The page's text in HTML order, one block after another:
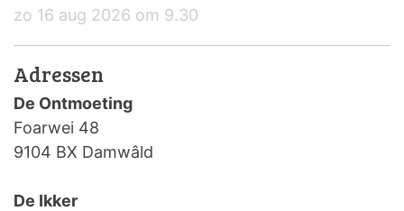
zo 16 aug 2026 om 9.30
Adressen
De Ontmoeting
Foarwei 48
9104 BX Damwâld
De Ikker